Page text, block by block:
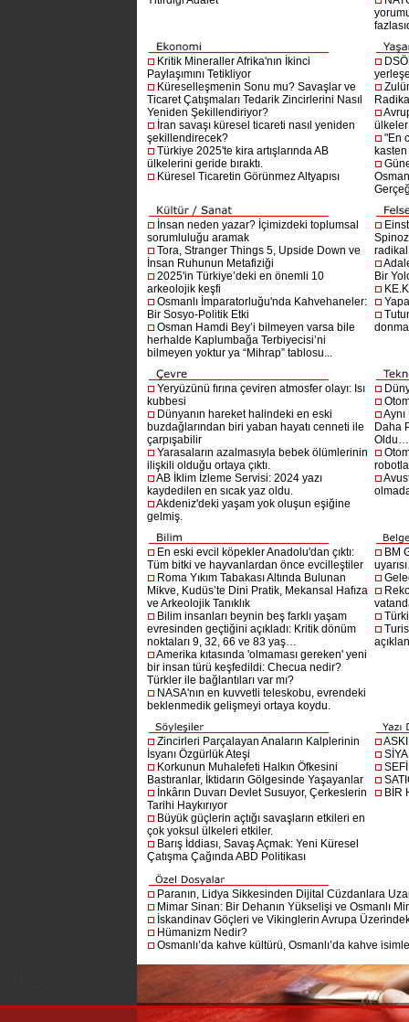
Kritik Mineraller Afrika'nın İkinci
Paylaşımını Tetikliyor
Küreselleşmenin Sonu mu? Savaşlar ve
Ticaret Çatışmaları Tedarik Zincirlerini Nasıl
Yeniden Şekillendiriyor?
İran savaşı küresel ticareti nasıl yeniden
şekillendirecek?
Türkiye 2025'te kira artışlarında AB
ülkelerini geride bıraktı.
Küresel Ticaretin Görünmez Altyapısı
"En
İnsan neden yazar? İçimizdeki toplumsal
sorumluluğu aramak
Tora, Stranger Things 5, Upside Down ve
İnsan Ruhunun Metafiziği
2025'in Türkiye’deki en önemli 10
arkeolojik keşfi
Osmanlı İmparatorluğu'nda Kahvehaneler:
Bir Sosyo-Politik Etki
Osman Hamdi Bey’i bilmeyen varsa bile
herhalde Kaplumbağa Terbiyecisi’ni
bilmeyen yoktur ya “Mihrap” tablosu...
Bir
Yeryüzünü fırına çeviren atmosfer olayı: Isı
kubbesi
Dünyanın hareket halindeki en eski
buzdağlarından biri yaban hayatı cenneti ile
çarpışabilir
Yarasaların azalmasıyla bebek ölümlerinin
ilişkili olduğu ortaya çıktı.
AB İklim İzleme Servisi: 2024 yazı
kaydedilen en sıcak yaz oldu.
Akdeniz'deki yaşam yok oluşun eşiğine
gelmiş.
Daha
Oldu…
En eski evcil köpekler Anadolu'dan çıktı:
Tüm bitki ve hayvanlardan önce evcilleştiler
Roma Yıkım Tabakası Altında Bulunan
Mikve, Kudüs’te Dini Pratik, Mekansal Hafıza
ve Arkeolojik Tanıklık
Bilim insanları beynin beş farklı yaşam
evresinden geçtiğini açıkladı: Kritik dönüm
noktaları 9, 32, 66 ve 83 yaş…
Amerika kıtasında 'olmaması gereken' yeni
bir insan türü keşfedildi: Checua nedir?
Türkler ile bağlantıları var mı?
NASA'nın en kuvvetli teleskobu, evrendeki
beklenmedik gelişmeyi ortaya koydu.
BM
Zincirleri Parçalayan Anaların Kalplerinin
İsyanı Özgürlük Ateşi
Korkunun Muhalefeti Halkın Öfkesini
Bastıranlar, İktidarın Gölgesinde Yaşayanlar
İnkârın Duvarı Devlet Susuyor, Çerkeslerin
Tarihi Haykırıyor
Büyük güçlerin açtığı savaşların etkileri en
çok yoksul ülkeleri etkiler.
Barış İddiası, Savaş Açmak: Yeni Küresel
Çatışma Çağında ABD Politikası
BİR
Paranın, Lidya Sikkesinden Dijital Cüzdanlara
Mimar Sinan: Bir Dehanın Yükselişi ve Osmanlı
İskandinav Göçleri ve Vikinglerin Avrupa
Hümanizm Nedir?
Osmanlı’da kahve kültürü, Osmanlı’da kahve